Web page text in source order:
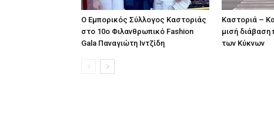
Ο Εμπορικός Σύλλογος Καστοριάς
στο 10ο Φιλανθρωπικό Fashion
Gala Παναγιώτη Ιντζίδη
Καστοριά –
μισή
των Κύκνων